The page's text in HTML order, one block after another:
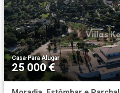
Casa·Para Alugar
25 000 €